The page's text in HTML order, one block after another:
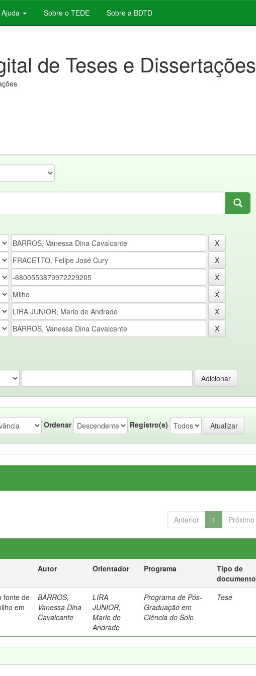
Ajuda Sobre o TEDE Sobre a BDTD
de Teses e Dissertações
Ordenar Registro(s)
Anterior 1 Próximo
Autor Orientador Programa
Tipo de
documento
fonte de
em
BARROS,
Vanessa Dina
Cavalcante
LIRA
JUNIOR,
Mario de
Andrade
Programa de Pós-
Graduação em
Ciência do Solo
Tese